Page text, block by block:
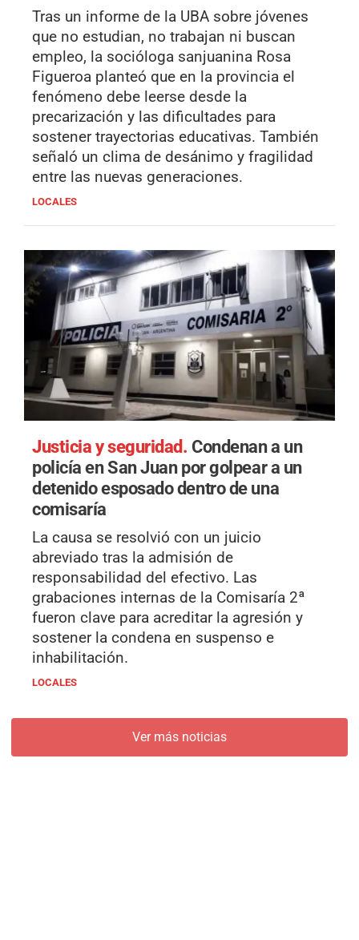
Tras un informe de la UBA sobre jóvenes
que no estudian, no trabajan ni buscan
empleo, la socióloga sanjuanina Rosa
Figueroa planteó que en la provincia el
fenómeno debe leerse desde la
precarización y las dificultades para
sostener trayectorias educativas. También
señaló un clima de desánimo y fragilidad
entre las nuevas generaciones.
LOCALES
Justicia y seguridad. Condenan a un
policía en San Juan por golpear a un
detenido esposado dentro de una
comisaría
La causa se resolvió con un juicio
abreviado tras la admisión de
responsabilidad del efectivo. Las
grabaciones internas de la Comisaría 2ª
fueron clave para acreditar la agresión y
sostener la condena en suspenso e
inhabilitación.
LOCALES
Ver más noticias